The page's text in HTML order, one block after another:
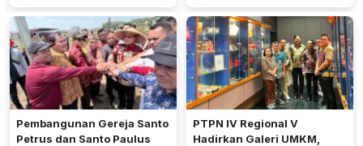
Peringkat Keempat
Pengerukan Diprioritaskan
Pembangunan Gereja Santo
Petrus dan Santo Paulus
PTPN IV Regional V
Hadirkan Galeri UMKM,